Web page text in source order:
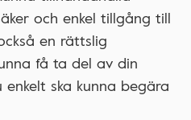
och enkel tillgång till
en rättslig
få ta del av din
ska kunna begära